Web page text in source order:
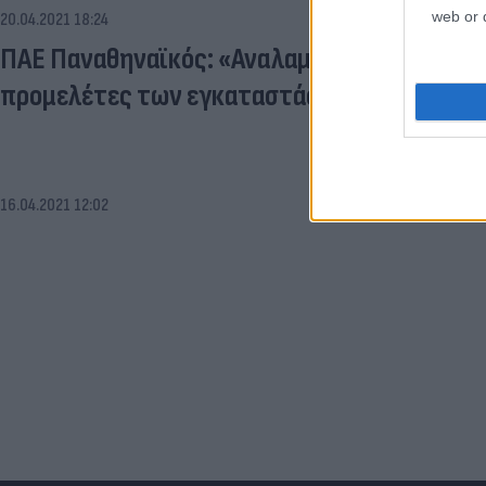
web or
20.04.2021 18:24
ΠΑΕ Παναθηναϊκός: «Αναλαμβάνουμε τη
προμελέτες των εγκαταστάσεων του
16.04.2021 12:02